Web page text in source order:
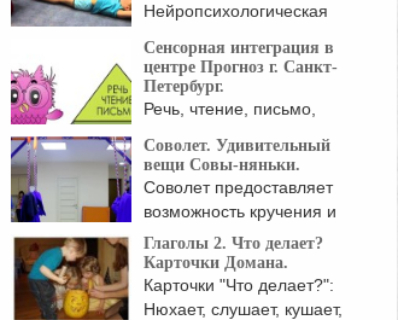
Нейропсихологическая
— комплекс специальных
психологических ...
Сенсорная интеграция в
центре Прогноз г. Санкт-
Петербург.
Речь, чтение, письмо,
...
Соволет. Удивительный
вещи Совы-няньки.
Соволет предоставляет
возможность кручения и
вращения в ...
Глаголы 2. Что делает?
Карточки Домана.
Карточки "Что делает?":
Нюхает, слушает, кушает,